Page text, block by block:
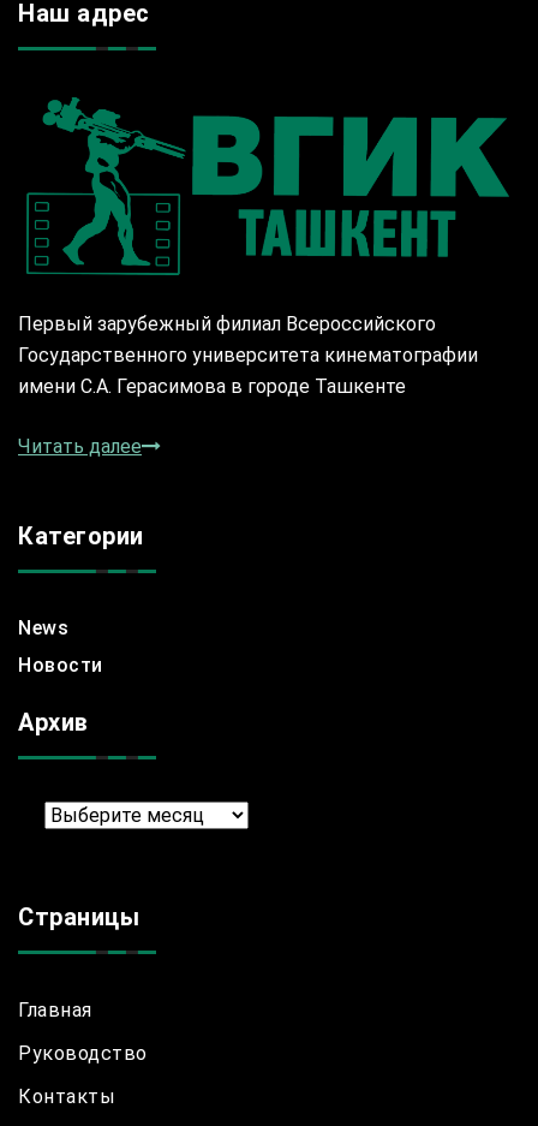
Наш адрес
Первый зарубежный филиал Всероссийского
Государственного университета кинематографии
имени С.А. Герасимова в городе Ташкенте
Читать далее
Категории
News
Новости
Архив
Архив
Страницы
Главная
Руководство
Контакты